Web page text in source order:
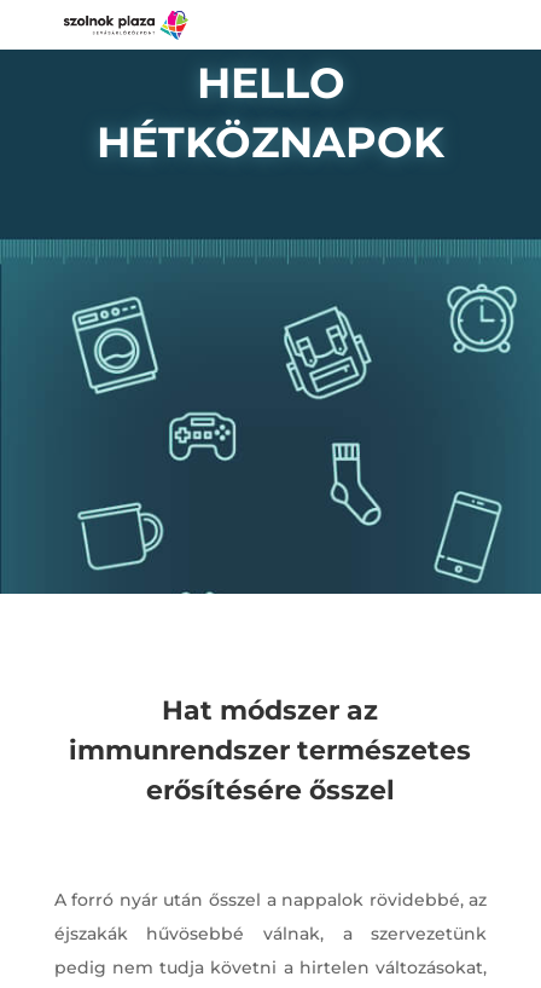
HELLO
HÉTKÖZNAPOK
Hat módszer az
immunrendszer természetes
erősítésére ősszel
A forró nyár után ősszel a nappalok rövidebbé, az
éjszakák hűvösebbé válnak, a szervezetünk
pedig nem tudja követni a hirtelen változásokat,